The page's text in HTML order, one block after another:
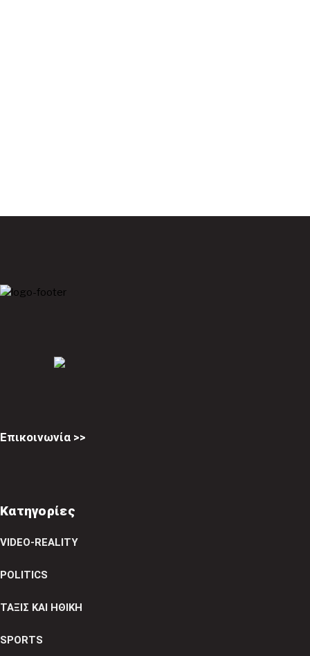
Επικοινωνία >>
Κατηγορίες
VIDEO-REALITY
POLITICS
ΤΑΞΙΣ ΚΑΙ ΗΘΙΚΗ
SPORTS